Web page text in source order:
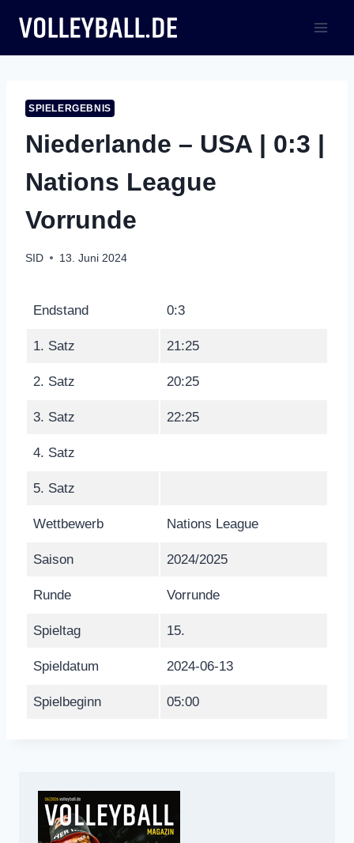
Inhalt
springen
SPIELERGEBNIS
Niederlande – USA | 0:3 |
Nations League
Vorrunde
SID 13. Juni 2024
Endstand 0:3
1. Satz 21:25
2. Satz 20:25
3. Satz 22:25
4. Satz
5. Satz
Wettbewerb Nations League
Saison 2024/2025
Runde Vorrunde
Spieltag 15.
Spieldatum 2024-06-13
Spielbeginn 05:00